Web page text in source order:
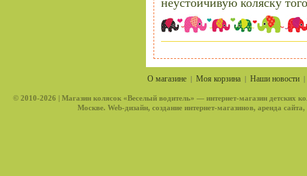
О магазине| Моя корзина| Наши новости
© 2010-2026 | Магазин колясок «Веселый водитель» — интернет-магазин детских
Москве. Web-дизайн, создание интернет-магазинов, аренда